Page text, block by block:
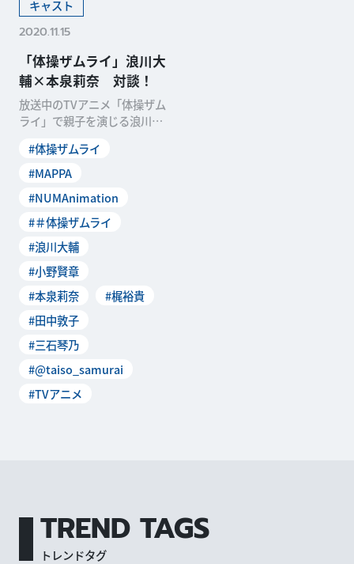
キャスト
2020.11.15
「体操ザムライ」浪川大
輔×本泉莉奈 対談！
放送中のTVアニメ「体操ザム
ライ」で親子を演じる浪川大
り返って対談をしても
#体操ザムライ
#MAPPA
#NUMAnimation
#＃体操ザムライ
#浪川大輔
#小野賢章
#本泉莉奈
#梶裕貴
#田中敦子
#三石琴乃
#@taiso_samurai
#TVアニメ
TREND TAGS
トレンドタグ